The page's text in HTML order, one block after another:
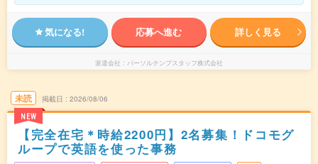
気になる! 応募へ進む 詳しく見る
派遣会社 パーソルテンプスタッフ株式会社
未読
NEW
掲載日 2026/08/06
【完全在宅＊時給2200円】2名募集！ドコモグ
ループで英語を使った事務